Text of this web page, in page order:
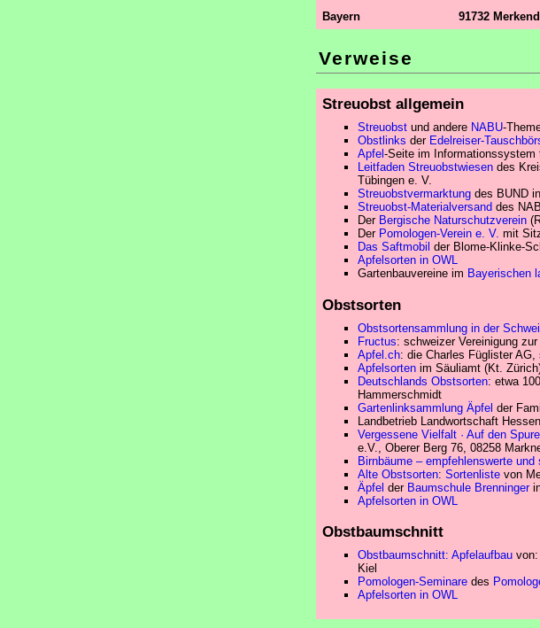
Bayern
91732
Verweise
Streuobst allgemein
Streuobst und andere NABU-
Obstlinks der Edelreiser-
Apfel -Seite im Informationssystem
Leitfaden Streuobstwiesen des
Tübingen e. V.
Streuobstvermarktung des BUND
Streuobst-Materialversand des
Der Bergische Naturschutzverein
Der Pomologen-Verein e. V. mit
Das Saftmobil der Blome-Klinke-
Apfelsorten in OWL
Gartenbauvereine im Bayerischen
Obstsorten
Obstsortensammlung in der
Fructus: schweizer Vereinigung
Apfel.ch: die Charles Füglister
Apfelsorten im Säuliamt (Kt.
Deutschlands Obstsorten: etwa
Hammerschmidt
Gartenlinksammlung Äpfel der
Landbetrieb Landwortschaft
Vergessene Vielfalt · Auf den
e.V., Oberer Berg 76, 08258
Birnbäume – empfehlenswerte
Alte Obstsorten: Sortenliste von
Äpfel der Baumschule Brenninger
Apfelsorten in OWL
Obstbaumschnitt
Obstbaumschnitt: Apfelaufbau von:
Kiel
Pomologen-Seminare des
Apfelsorten in OWL